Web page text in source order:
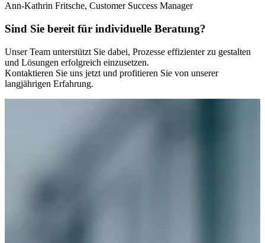
Ann-Kathrin Fritsche, Customer Success Manager
Sind Sie bereit für individuelle Beratung?
Unser Team unterstützt Sie dabei, Prozesse effizienter zu gestalten
und Lösungen erfolgreich einzusetzen.
Kontaktieren Sie uns jetzt und profitieren Sie von unserer
langjährigen Erfahrung.